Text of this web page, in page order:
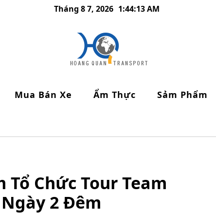
Tháng 8 7, 2026 1:44:15 AM
Mua Bán Xe Ẩm Thực Sảm Phẩm
Chức Tour Team
2 Đêm